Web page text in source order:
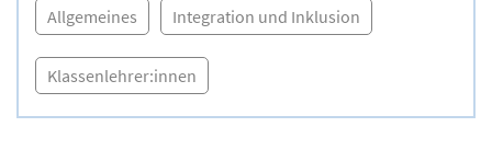
Allgemeines Integration und Inklusion
Klassenlehrer:innen